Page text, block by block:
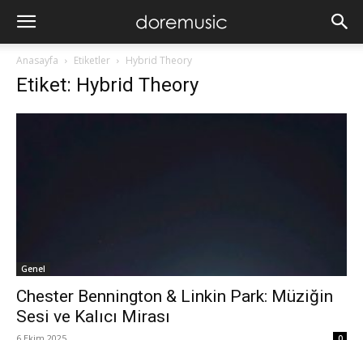
Anasayfa Etiketler Hybrid Theory
Etiket: Hybrid Theory
Genel
Chester Bennington & Linkin Park: Müziğin
Sesi ve Kalıcı Mirası